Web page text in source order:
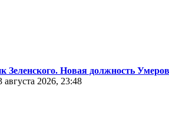
Зеленского. Новая должность
2026, 23:48